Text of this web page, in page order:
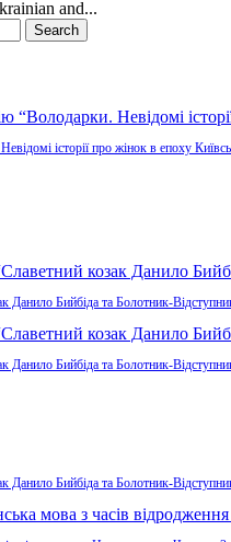
and...
історії про жінок в епоху
Данило Бийбіда та Болотник-
Данило Бийбіда та Болотник-
Данило Бийбіда та Болотник-